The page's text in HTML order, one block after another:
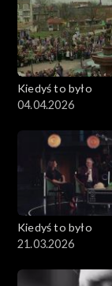
Kiedyś to było
04.04.2026
Kiedyś to było
21.03.2026